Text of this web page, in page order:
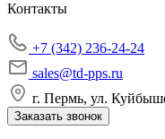
Контакты
+7 (342) 236-24-24
sales@td-pps.ru
г. Пермь, ул.
Заказать звонок